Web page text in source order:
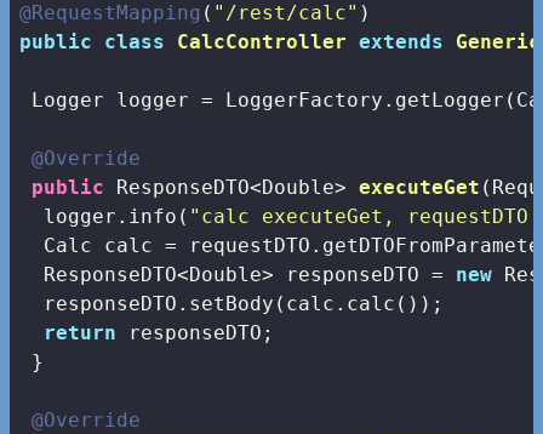
@RequestMapping ( "/rest/calc"
public
class CalcController extends
Logger logger =
@Override
public ResponseDTO<Double> executeGet
  logger.info(
"calc executeGet,
Calc calc =
  ResponseDTO<Double> responseDTO =
new
  responseDTO.setBody(calc.calc());
return responseDTO;
}
@Override